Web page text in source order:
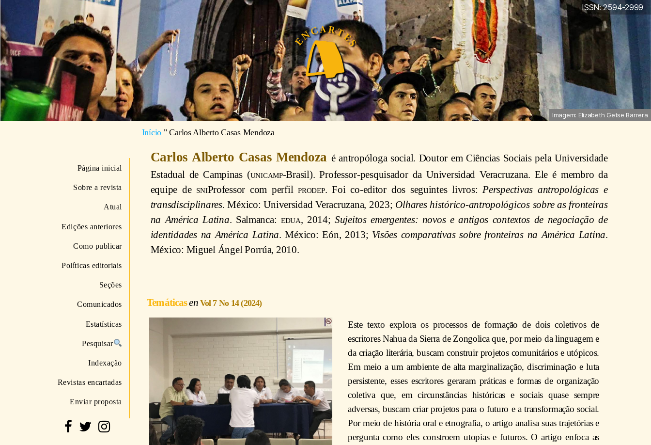
ISSN: 2594-2999
Imagem: Elizabeth Getse Barrera
Página inicial
Sobre a revista
Atual
Edições anteriores
Como publicar
Políticas editoriais
Seções
Comunicados
Estatísticas
Pesquisar
Indexação
Revistas encartadas
Enviar proposta
Início "Carlos Alberto Casas Mendoza
Carlos Alberto Casas Mendoza é antropóloga social. Doutor em Ciências Sociais pela Universidade
Estadual de Campinas (unicamp-Brasil). Professor-pesquisador da Universidad Veracruzana. Ele é membro da
equipe de sniProfessor com perfilprodep. Foi co-editor dos seguintes livros: Perspectivas antropológicas e
transdisciplinares. México: Universidad Veracruzana, 2023; Olhares histórico-antropológicos sobre as fronteiras
na América Latina . Salmanca: edua , 2014; Sujeitos emergentes: novos e antigos contextos de negociação de
identidades na América Latina . México: Eón, 2013; Visões comparativas sobre fronteiras na América Latina
México: Miguel Ángel Porrúa, 2010.
Temáticas Vol 7 No 14 (2024)
Este texto explora os processos de formação de dois coletivos de
escritores Nahua da Sierra de Zongolica que, por meio da linguagem e
da criação literária, buscam construir projetos comunitários e utópicos.
Em meio a um ambiente de alta marginalização, discriminação e luta
persistente, esses escritores geraram práticas e formas de organização
coletiva que, em circunstâncias históricas e sociais quase sempre
adversas, buscam criar projetos para o futuro e a transformação social.
Por meio de história oral e etnografia, o artigo analisa suas trajetórias e
pergunta como eles constroem utopias e futuros. O artigo enfoca as